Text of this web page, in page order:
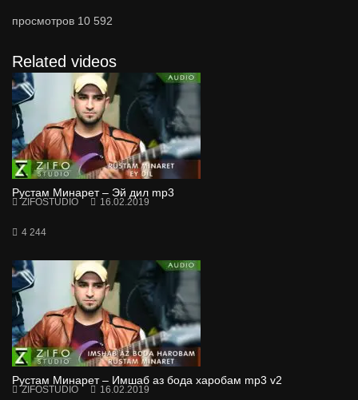
просмотров 10 592
Related videos
Рустам Минарет – Эй дил mp3
ZIFOSTUDIO 16.02.2019
4 244
Рустам Минарет – Имшаб аз бода харобам mp3 v2
ZIFOSTUDIO 16.02.2019